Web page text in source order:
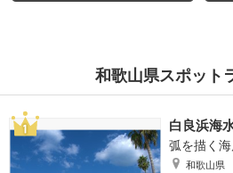
和歌山県スポット
白良浜海
弧を描く
和歌山県